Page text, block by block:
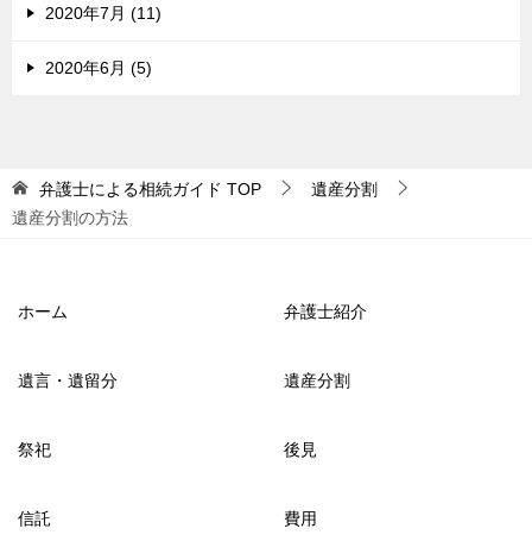
2020年7月 (11)
2020年6月 (5)
弁護士による相続ガイド TOP
遺産分割
遺産分割の方法
ホーム 弁護士紹介
遺言・遺留分 遺産分割
祭祀 後見
信託 費用